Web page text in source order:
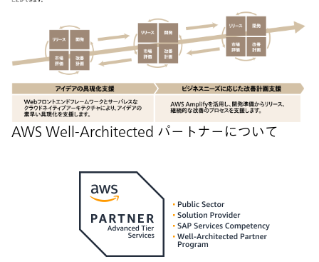
AWS Well-Architected パートナーについて